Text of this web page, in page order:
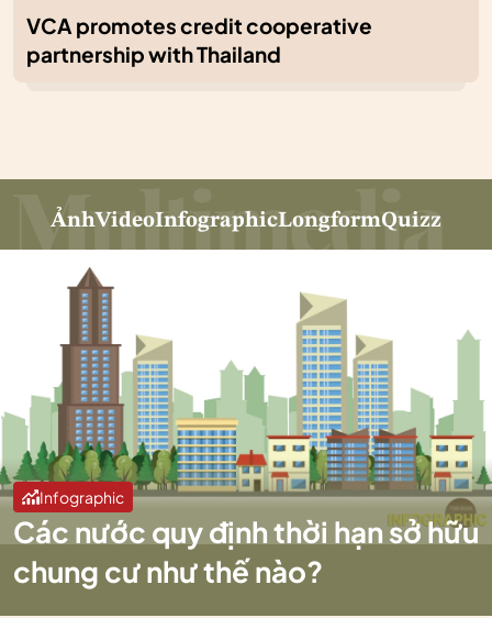
VCA promotes credit cooperative
partnership with Thailand
ẢnhVideoInfographicLongformQuizz
Infographic
Các nước quy định thời hạn sở hữu
chung cư như thế nào?